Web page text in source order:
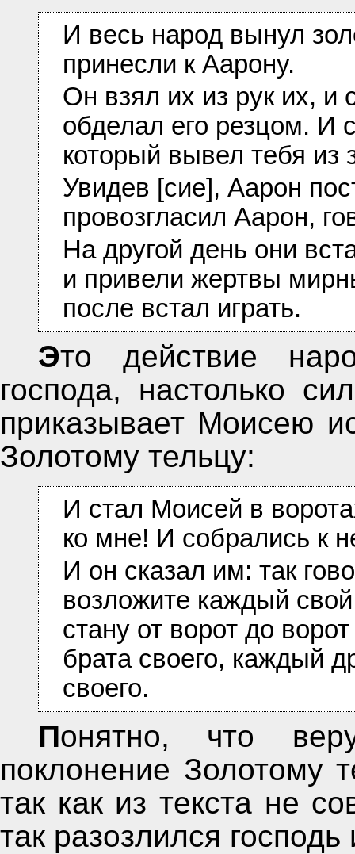
И весь народ вынул
принесли к Аарону.
Он взял их из рук их, и
обделал его резцом. И
который вывел тебя из
Увидев [сие], Аарон
провозгласил Аарон,
На другой день они
и привели жертвы
после встал играть.
Это действие народа вызывает лютый гнев
господа, настолько
приказывает Моисею
Золотому тельцу:
И стал Моисей в
ко мне! И собрались к
И он сказал им: так
возложите каждый
стану от ворот до
брата своего, каждый
своего.
Понятно, что верующие люди ассоциируют
поклонение Золотому
так как из текста не
так разозлился